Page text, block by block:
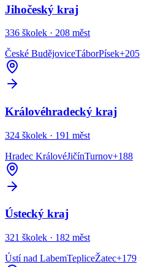
Jihočeský kraj
336 školek · 208 měst
České BudějoviceTáborPísek+205
Královéhradecký kraj
324 školek · 191 měst
Hradec KrálovéJičínTurnov+188
Ústecký kraj
321 školek · 182 měst
Ústí nad LabemTepliceŽatec+179